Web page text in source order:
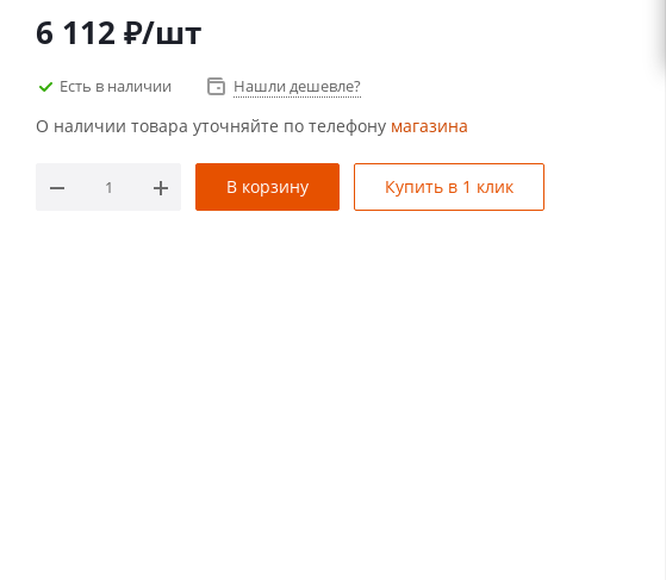
6 112 ₽/шт
Есть в наличии Нашли дешевле?
О наличии товара уточняйте по телефону магазина
В корзину Купить в 1 клик